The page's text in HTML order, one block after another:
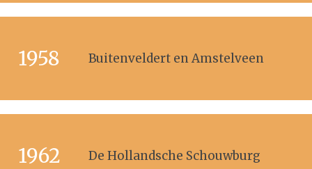
1958 Buitenveldert en Amstelveen
1962 De Hollandsche Schouwburg